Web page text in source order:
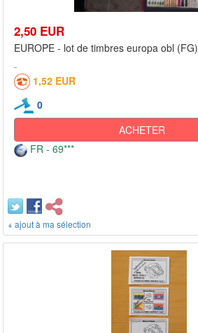
2,50 EUR
EUROPE - lot de timbres europa obl (FG)
1,52 EUR
0
ACHETER
FR - 69***
+ ajout à ma sélection